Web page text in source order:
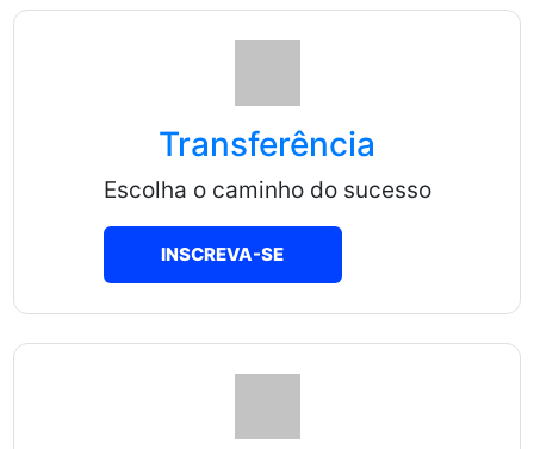
Transferência
Escolha o caminho do sucesso
INSCREVA-SE